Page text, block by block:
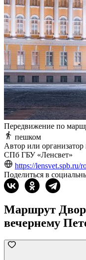
Передвижение по
пешком
Автор или
СПб ГБУ «Ленсвет»
https://lensvet.spb.ru/
Поделиться в
Маршрут
вечернему